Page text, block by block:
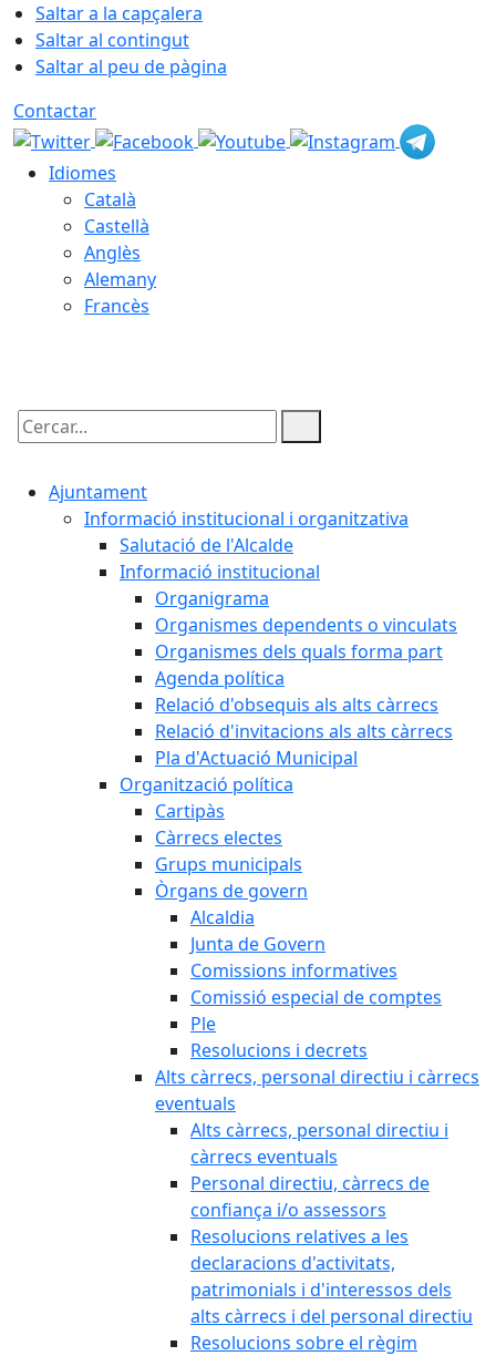
Saltar a la capçalera
Saltar al contingut
Saltar al peu de pàgina
Contactar
Idiomes
Català
Castellà
Anglès
Alemany
Francès
Cercar:
Ajuntament
Informació institucional i organitzativa
Salutació de l'Alcalde
Informació institucional
Organigrama
Organismes dependents o vinculats
Organismes dels quals forma part
Agenda política
Relació d'obsequis als alts càrrecs
Relació d'invitacions als alts càrrecs
Pla d'Actuació Municipal
Organització política
Cartipàs
Càrrecs electes
Grups municipals
Òrgans de govern
Alcaldia
Junta de Govern
Comissions informatives
Comissió especial de comptes
Ple
Resolucions i decrets
Alts càrrecs, personal directiu i càrrecs
eventuals
Alts càrrecs, personal directiu i
càrrecs eventuals
Personal directiu, càrrecs de
confiança i/o assessors
Resolucions relatives a les
declaracions d'activitats,
patrimonials i d'interessos dels
alts càrrecs i del personal directiu
Resolucions sobre el règim